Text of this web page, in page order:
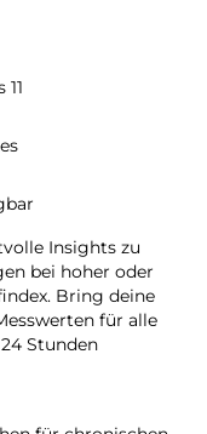
Insights zu
bei hoher oder
Bring deine
für alle
Stunden